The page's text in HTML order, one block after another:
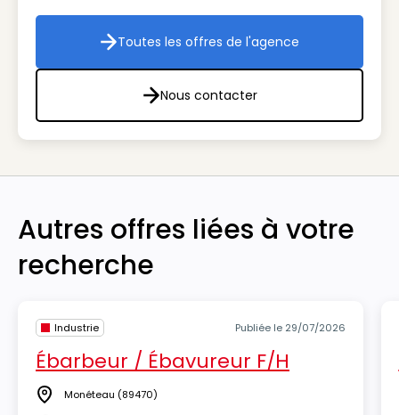
Toutes les offres de l'agence
Toutes les offres de l'agence
Nous contacter
Nous contacter
Autres offres liées à votre
recherche
Industrie Publiée le 29/07/2026
Ébarbeur / Ébavureur F/H
Lieu Monéteau (89470)